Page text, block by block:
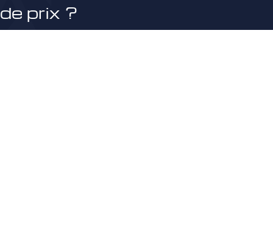
de prix ?